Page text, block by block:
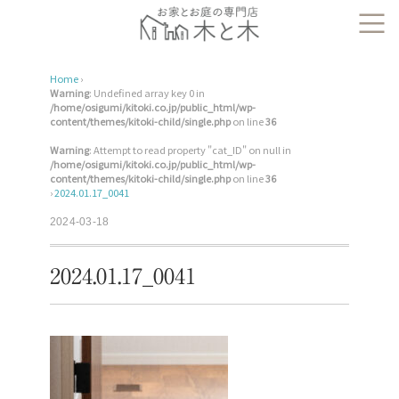
Home›
Warning: Undefined array key 0 in
/home/osigumi/kitoki.co.jp/public_html/wp-
content/themes/kitoki-child/single.phpon line36
Warning: Attempt to read property "cat_ID" on null in
/home/osigumi/kitoki.co.jp/public_html/wp-
content/themes/kitoki-child/single.phpon line36
›2024.01.17_0041
2024-03-18
2024.01.17_0041